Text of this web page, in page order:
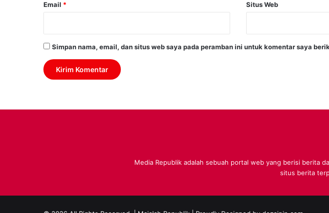
Email * Situs Web
Simpan nama, email, dan situs web saya pada peramban ini untuk komentar saya
Media Republik adalah sebuah portal web yang berisi berita
situs berita